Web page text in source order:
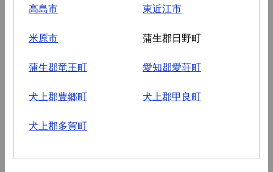
高島市 東近江市
米原市 蒲生郡日野町
蒲生郡竜王町 愛知郡愛荘町
犬上郡豊郷町 犬上郡甲良町
犬上郡多賀町